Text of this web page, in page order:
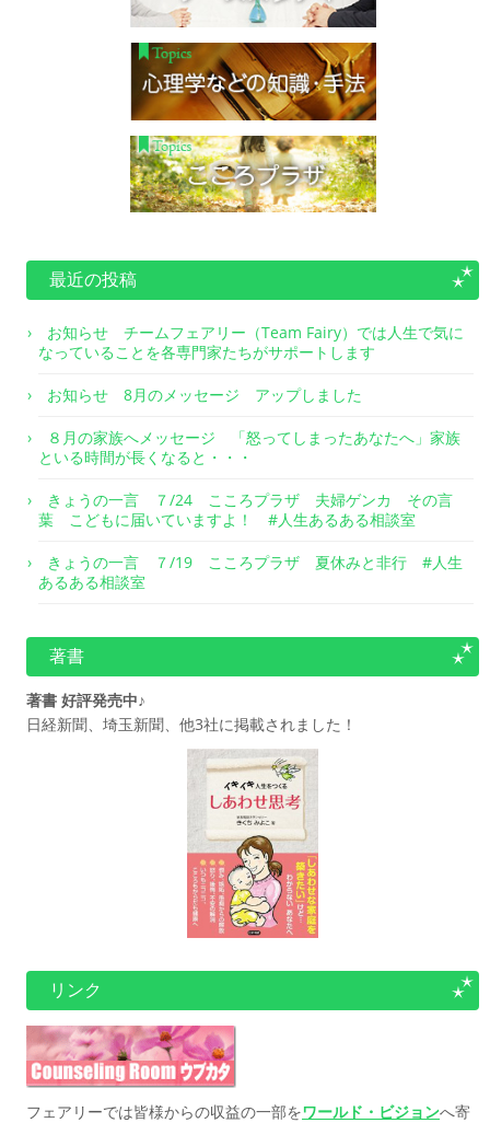
最近の投稿
お知らせ チームフェアリー（Team Fairy）では人生で気に
なっていることを各専門家たちがサポートします
お知らせ 8月のメッセージ アップしました
８月の家族へメッセージ 「怒ってしまったあなたへ」家族
といる時間が長くなると・・・
きょうの一言 ７/24 こころプラザ 夫婦ゲンカ その言
葉 こどもに届いていますよ！ #人生あるある相談室
きょうの一言 ７/19 こころプラザ 夏休みと非行 #人生
あるある相談室
著書
著書 好評発売中♪
日経新聞、埼玉新聞、他3社に掲載されました！
リンク
フェアリーでは皆様からの収益の一部をワールド・ビジョンへ寄